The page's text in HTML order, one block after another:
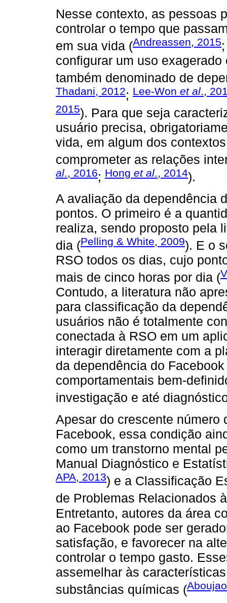
Nesse contexto, as pessoas
controlar o tempo que
em sua vida (Andreassen, 2015
configurar um uso
também denominado de
Thadani, 2012; Lee-Won et al.,
2015). Para que seja
usuário precisa,
vida, em algum dos
comprometer as relações
al., 2016; Hong et al., 2014).
A avaliação da dependência
pontos. O primeiro é a
realiza, sendo proposto pela
dia (Pelling & White, 2009). E o
RSO todos os dias, cujo
mais de cinco horas por dia (
Contudo, a literatura não
para classificação da
usuários não é totalmente
conectada à RSO em um
interagir diretamente com a
da dependência do
comportamentais bem-
investigação e até
Apesar do crescente número
Facebook, essa condição
como um transtorno mental
Manual Diagnóstico e
APA, 2013) e a Classificação
de Problemas Relacionados
Entretanto, autores da área
ao Facebook pode ser
satisfação, e favorecer na
controlar o tempo gasto.
assemelhar às
substâncias químicas (